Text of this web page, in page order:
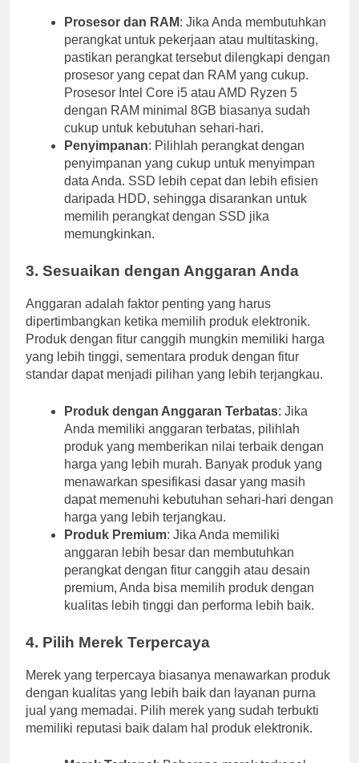
Prosesor dan RAM: Jika Anda membutuhkan
perangkat untuk pekerjaan atau multitasking,
pastikan perangkat tersebut dilengkapi dengan
prosesor yang cepat dan RAM yang cukup.
Prosesor Intel Core i5 atau AMD Ryzen 5
dengan RAM minimal 8GB biasanya sudah
cukup untuk kebutuhan sehari-hari.
Penyimpanan: Pilihlah perangkat dengan
penyimpanan yang cukup untuk menyimpan
data Anda. SSD lebih cepat dan lebih efisien
daripada HDD, sehingga disarankan untuk
memilih perangkat dengan SSD jika
memungkinkan.
3. Sesuaikan dengan Anggaran Anda
Anggaran adalah faktor penting yang harus
dipertimbangkan ketika memilih produk elektronik.
Produk dengan fitur canggih mungkin memiliki harga
yang lebih tinggi, sementara produk dengan fitur
standar dapat menjadi pilihan yang lebih terjangkau.
Produk dengan Anggaran Terbatas: Jika
Anda memiliki anggaran terbatas, pilihlah
produk yang memberikan nilai terbaik dengan
harga yang lebih murah. Banyak produk yang
menawarkan spesifikasi dasar yang masih
dapat memenuhi kebutuhan sehari-hari dengan
harga yang lebih terjangkau.
Produk Premium: Jika Anda memiliki
anggaran lebih besar dan membutuhkan
perangkat dengan fitur canggih atau desain
premium, Anda bisa memilih produk dengan
kualitas lebih tinggi dan performa lebih baik.
4. Pilih Merek Terpercaya
Merek yang terpercaya biasanya menawarkan produk
dengan kualitas yang lebih baik dan layanan purna
jual yang memadai. Pilih merek yang sudah terbukti
memiliki reputasi baik dalam hal produk elektronik.